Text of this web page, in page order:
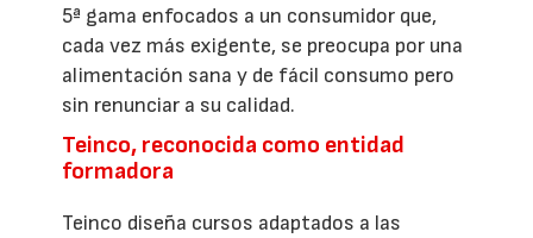
5ª gama enfocados a un consumidor que,
cada vez más exigente, se preocupa por una
alimentación sana y de fácil consumo pero
sin renunciar a su calidad.
Teinco, reconocida como entidad
formadora
Teinco diseña cursos adaptados a las